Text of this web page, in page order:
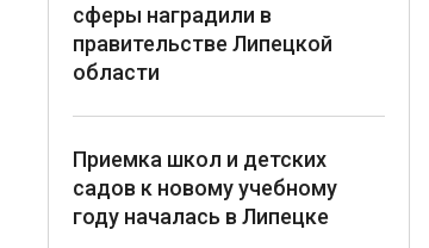
сферы наградили в
правительстве Липецкой
области
Приемка школ и детских
садов к новому учебному
году началась в Липецке